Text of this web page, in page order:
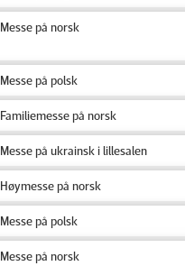
Messe på norsk
Messe på polsk
Familiemesse på norsk
Messe på ukrainsk i lillesalen
Høymesse på norsk
Messe på polsk
Messe på norsk